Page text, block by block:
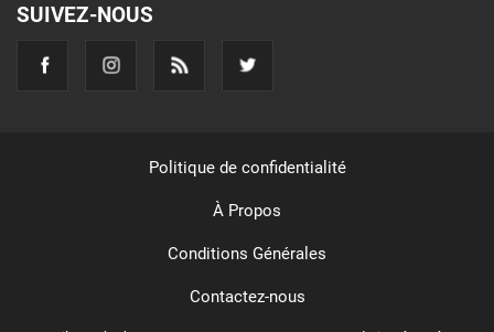
SUIVEZ-NOUS
Politique de confidentialité
À Propos
Conditions Générales
Contactez-nous